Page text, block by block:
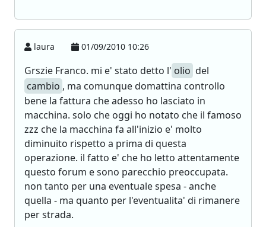
laura 01/09/2010 10:26
Grszie Franco. mi e' stato detto l' olio del
cambio , ma comunque domattina controllo
bene la fattura che adesso ho lasciato in
macchina. solo che oggi ho notato che il famoso
zzz che la macchina fa all'inizio e' molto
diminuito rispetto a prima di questa
operazione. il fatto e' che ho letto attentamente
questo forum e sono parecchio preoccupata.
non tanto per una eventuale spesa - anche
quella - ma quanto per l'eventualita' di rimanere
per strada.